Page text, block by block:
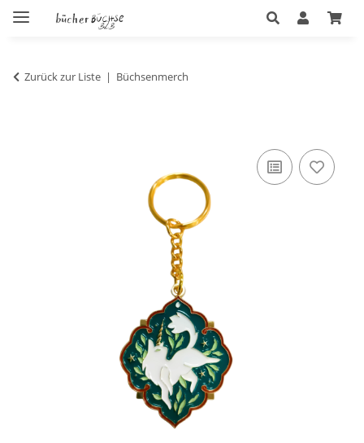
Zurück zur Liste Büchsenmerch